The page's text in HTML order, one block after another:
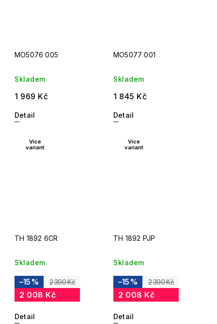
MO5076 005
Skladem
1 969 Kč
Detail
MO5077 001
Skladem
1 845 Kč
Detail
Více
variant
TH 1892 6CR
Skladem
2 390 Kč
–15 %
2 008 Kč
Detail
Více
variant
TH 1892 PJP
Skladem
2 390 Kč
–15 %
2 008 Kč
Detail